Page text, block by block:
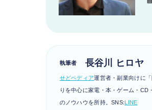
執筆者 長谷川 ヒロヤ
せどペディア運営者・副業向けに
りを中心に家電・本・ゲーム・
のノウハウを所持。SNS:LINE